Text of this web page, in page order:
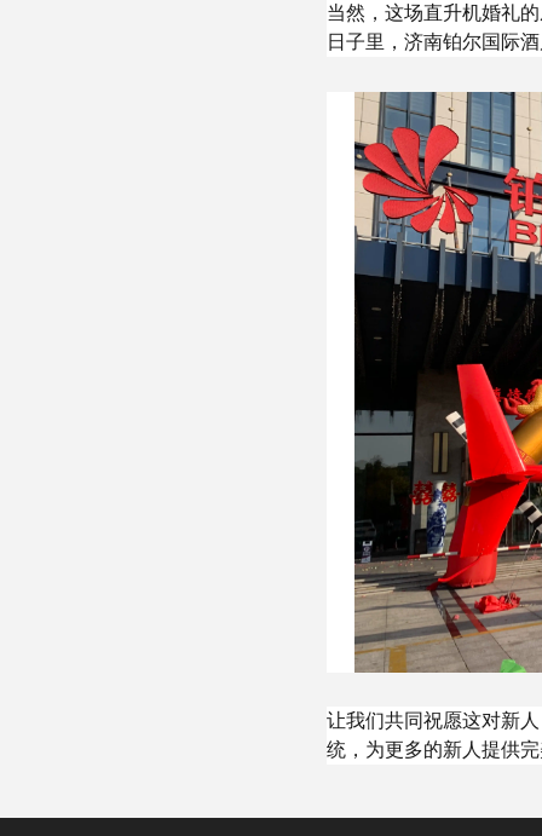
当然，这场直升机婚礼
日子里，济南铂尔国际
让我们共同祝愿这对新
统，为更多的新人提供